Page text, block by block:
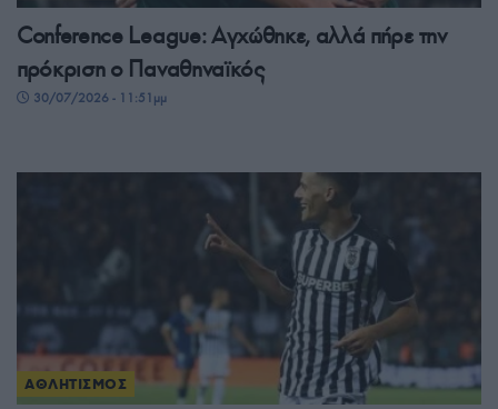
Conference League: Αγχώθηκε, αλλά πήρε την
πρόκριση ο Παναθηναϊκός
30/07/2026 - 11:51μμ
ΑΘΛΗΤΙΣΜΟΣ